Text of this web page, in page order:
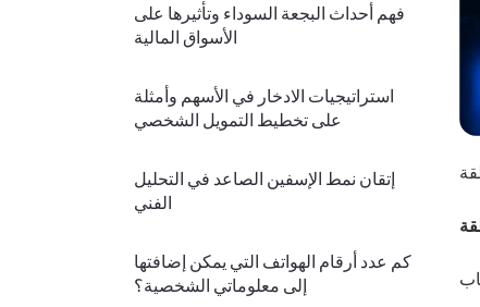
فهم أحداث البجعة السوداء وتأثيرها على
الأسواق المالية
استراتيجيات الادخار في الأسهم وأمثلة
على تخطيط التمويل الشخصي
إتقان نمط الإسفين الصاعد في التحليل
الفني
كم عدد أرقام الهواتف التي يمكن إضافتها
إلى معلوماتي الشخصية؟